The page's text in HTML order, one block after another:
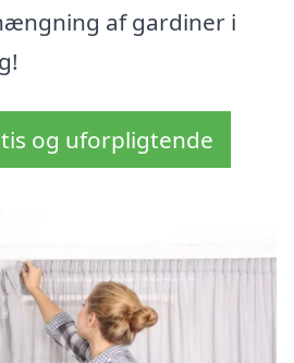
af gardiner i
og uforpligtende